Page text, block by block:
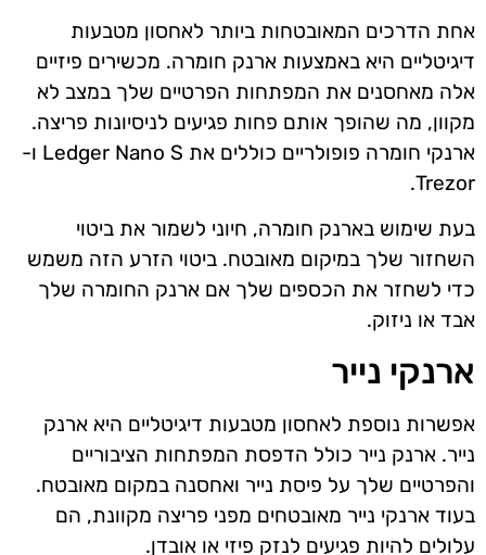
אחת הדרכים המאובטחות ביותר לאחסון מטבעות
דיגיטליים היא באמצעות ארנק חומרה. מכשירים פיזיים
אלה מאחסנים את המפתחות הפרטיים שלך במצב לא
מקוון, מה שהופך אותם פחות פגיעים לניסיונות פריצה.
ארנקי חומרה פופולריים כוללים את Ledger Nano S ו-
Trezor.
בעת שימוש בארנק חומרה, חיוני לשמור את ביטוי
השחזור שלך במיקום מאובטח. ביטוי הזרע הזה משמש
כדי לשחזר את הכספים שלך אם ארנק החומרה שלך
אבד או ניזוק.
ארנקי נייר
אפשרות נוספת לאחסון מטבעות דיגיטליים היא ארנק
נייר. ארנק נייר כולל הדפסת המפתחות הציבוריים
והפרטיים שלך על פיסת נייר ואחסנה במקום מאובטח.
בעוד ארנקי נייר מאובטחים מפני פריצה מקוונת, הם
עלולים להיות פגיעים לנזק פיזי או אובדן.